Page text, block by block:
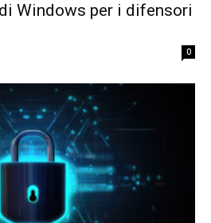
Windows per i difensori
0